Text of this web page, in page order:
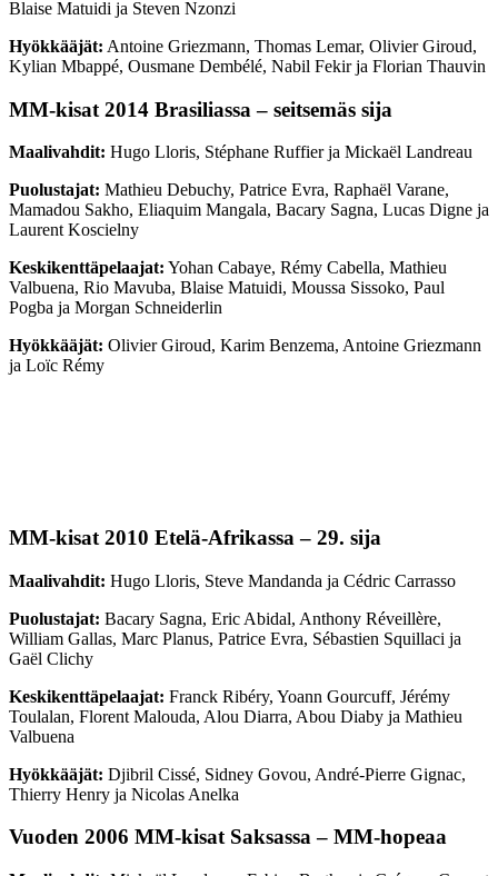
Blaise Matuidi ja Steven Nzonzi
Hyökkääjät: Antoine Griezmann, Thomas Lemar, Olivier Giroud,
Kylian Mbappé, Ousmane Dembélé, Nabil Fekir ja Florian Thauvin
MM-kisat 2014 Brasiliassa – seitsemäs sija
Maalivahdit: Hugo Lloris, Stéphane Ruffier ja Mickaël Landreau
Puolustajat: Mathieu Debuchy, Patrice Evra, Raphaël Varane,
Mamadou Sakho, Eliaquim Mangala, Bacary Sagna, Lucas Digne ja
Laurent Koscielny
Keskikenttäpelaajat: Yohan Cabaye, Rémy Cabella, Mathieu
Valbuena, Rio Mavuba, Blaise Matuidi, Moussa Sissoko, Paul
Pogba ja Morgan Schneiderlin
Hyökkääjät: Olivier Giroud, Karim Benzema, Antoine Griezmann
ja Loïc Rémy
MM-kisat 2010 Etelä-Afrikassa – 29. sija
Maalivahdit: Hugo Lloris, Steve Mandanda ja Cédric Carrasso
Puolustajat: Bacary Sagna, Eric Abidal, Anthony Réveillère,
William Gallas, Marc Planus, Patrice Evra, Sébastien Squillaci ja
Gaël Clichy
Keskikenttäpelaajat: Franck Ribéry, Yoann Gourcuff, Jérémy
Toulalan, Florent Malouda, Alou Diarra, Abou Diaby ja Mathieu
Valbuena
Hyökkääjät: Djibril Cissé, Sidney Govou, André-Pierre Gignac,
Thierry Henry ja Nicolas Anelka
Vuoden 2006 MM-kisat Saksassa – MM-hopeaa